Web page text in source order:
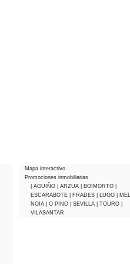
Mapa interactivo
Promociones inmobiliarias
| AGUIÑO
| ARZUA | BOIMORTO
ESCARABOTE
| FRADES | LUGO |
NOIA
| O PINO | SEVILLA | TOURO
VILASANTAR